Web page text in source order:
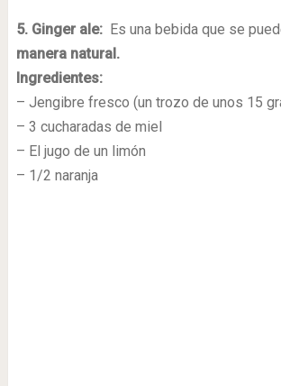
5. Ginger ale: Es una bebida que se
manera natural.
Ingredientes:
– Jengibre fresco (un trozo de unos 15
– 3 cucharadas de miel
– El jugo de un limón
– 1/2 naranja